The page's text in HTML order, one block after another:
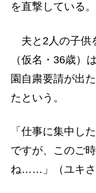
を直撃している。
夫と2人の子供
（仮名・36歳）
園自粛要請が出
たという。
「仕事に集中し
ですが、このご
ね……」（ユキさ